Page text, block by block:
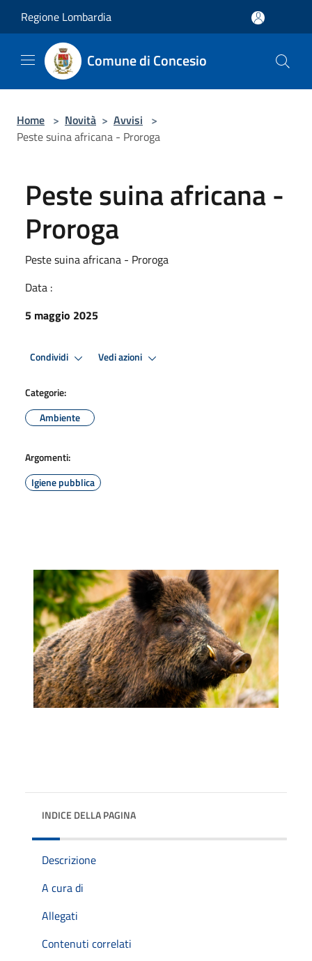
Regione Lombardia
Comune di Concesio
Home > Novità > Avvisi >
Peste suina africana - Proroga
Peste suina africana -
Proroga
Peste suina africana - Proroga
Data :
5 maggio 2025
Condividi Vedi azioni
Categorie:
Ambiente
Argomenti:
Igiene pubblica
INDICE DELLA PAGINA
Descrizione
A cura di
Allegati
Contenuti correlati